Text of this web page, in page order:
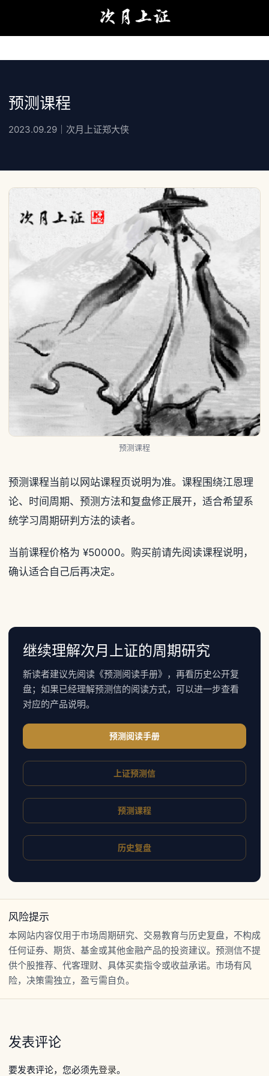
预测课程
2023.09.29｜次月上证郑大侠
预测课程
预测课程当前以网站课程页说明为准。课程围绕江恩理
论、时间周期、预测方法和复盘修正展开，适合希望系
统学习周期研判方法的读者。
当前课程价格为 ¥50000。购买前请先阅读课程说明，
确认适合自己后再决定。
继续理解次月上证的周期研究
新读者建议先阅读《预测阅读手册》，再看历史公开复
盘；如果已经理解预测信的阅读方式，可以进一步查看
对应的产品说明。
预测阅读手册
上证预测信
预测课程
历史复盘
风险提示
本网站内容仅用于市场周期研究、交易教育与历史复盘，不构成
任何证券、期货、基金或其他金融产品的投资建议。预测信不提
供个股推荐、代客理财、具体买卖指令或收益承诺。市场有风
险，决策需独立，盈亏需自负。
发表评论
要发表评论，您必须先登录。